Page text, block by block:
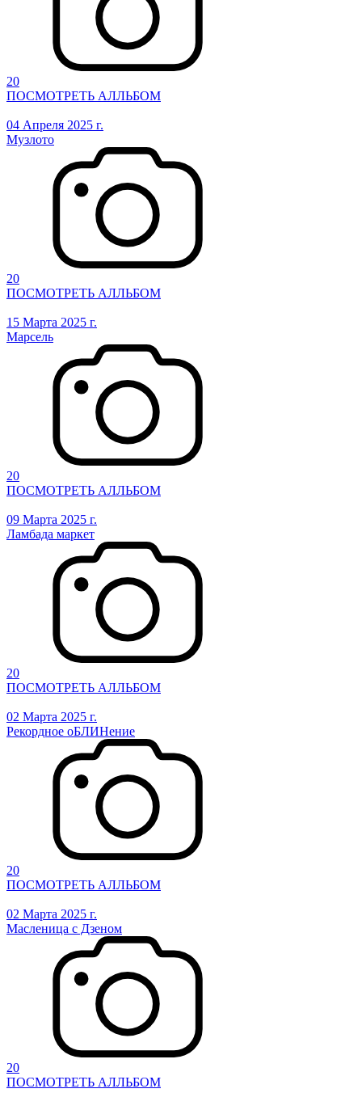
20
ПОСМОТРЕТЬ АЛЛЬБОМ
04 Апреля 2025 г.
Музлото
20
ПОСМОТРЕТЬ АЛЛЬБОМ
15 Марта 2025 г.
Марсель
20
ПОСМОТРЕТЬ АЛЛЬБОМ
09 Марта 2025 г.
Ламбада маркет
20
ПОСМОТРЕТЬ АЛЛЬБОМ
02 Марта 2025 г.
Рекордное оБЛИНение
20
ПОСМОТРЕТЬ АЛЛЬБОМ
02 Марта 2025 г.
Масленица с Дзеном
20
ПОСМОТРЕТЬ АЛЛЬБОМ